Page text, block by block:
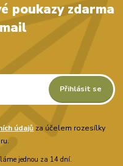
poukazy zdarma
Přihlásit se
údajů za účelem rozesílky
jednou za 14 dní.